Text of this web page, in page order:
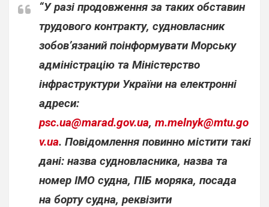
“У разі продовження за таких обставин
трудового контракту, судновласник
зобов’язаний поінформувати Морську
адміністрацію та Міністерство
інфраструктури України на електронні
адреси:
psc.ua@marad.gov.ua, m.melnyk@mtu.go
v.ua. Повідомлення повинно містити такі
дані: назва судновласника, назва та
номер ІМО судна, ПІБ моряка, посада
на борту судна, реквізити